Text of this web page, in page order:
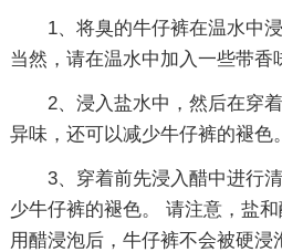
1、将臭的牛仔裤在温水中
当然，请在温水中加入一些带香
2、浸入盐水中，然后在穿
异味，还可以减少牛仔裤的褪色。
3、穿着前先浸入醋中进行
少牛仔裤的褪色。 请注意，盐
用醋浸泡后，牛仔裤不会被硬浸